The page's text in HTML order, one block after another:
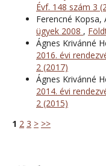
Évf. 148 szám 3
Ferencné Kopsa,
ügyek 2008 ,
Ágnes Krivánné
2016. évi
2 (2017)
Ágnes Krivánné
2014. évi
2 (2015)
1 2 3 > >>